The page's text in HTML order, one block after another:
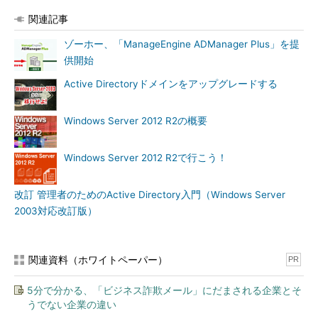
関連記事
ゾーホー、「ManageEngine ADManager Plus」を提
供開始
Active Directoryドメインをアップグレードする
Windows Server 2012 R2の概要
Windows Server 2012 R2で行こう！
改訂 管理者のためのActive Directory入門（Windows Server
2003対応改訂版）
関連資料（ホワイトペーパー） PR
5分で分かる、「ビジネス詐欺メール」にだまされる企業とそ
うでない企業の違い